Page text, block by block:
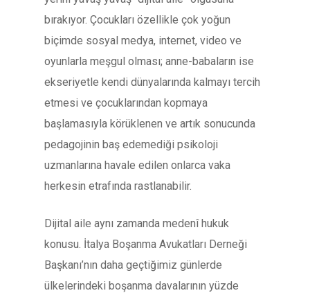
bırakıyor. Çocukları özellikle çok yoğun
biçimde sosyal medya, internet, video ve
oyunlarla meşgul olması; anne-babaların ise
ekseriyetle kendi dünyalarında kalmayı tercih
etmesi ve çocuklarından kopmaya
başlamasıyla körüklenen ve artık sonucunda
pedagojinin baş edemediği psikoloji
uzmanlarına havale edilen onlarca vaka
herkesin etrafında rastlanabilir.
Dijital aile aynı zamanda medenî hukuk
konusu. İtalya Boşanma Avukatları Derneği
Başkanı’nın daha geçtiğimiz günlerde
ülkelerindeki boşanma davalarının yüzde